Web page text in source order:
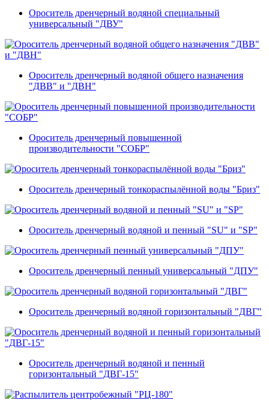
Ороситель дренчерный водяной специальный
универсальный "ДВУ"
Ороситель дренчерный водяной общего назначения
"ДВВ" и "ДВН"
Ороситель дренчерный повышенной
производительности "СОБР"
Ороситель дренчерный тонкораспылённой воды "Бриз"
Ороситель дренчерный водяной и пенный "SU" и "SP"
Ороситель дренчерный пенный универсальный "ДПУ"
Ороситель дренчерный водяной горизонтальный "ДВГ"
Ороситель дренчерный водяной и пенный
горизонтальный "ДВГ-15"